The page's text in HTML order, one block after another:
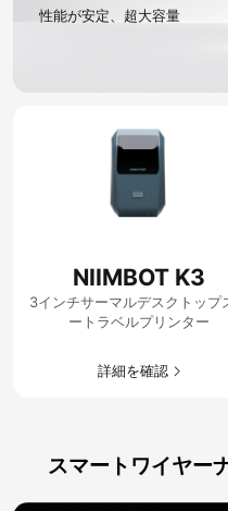
性能が安定、超大容量
NIIMBOT K3
3インチサーマルデスクトップ
ートラベルプリンター
詳細を確認​
スマートワイヤー